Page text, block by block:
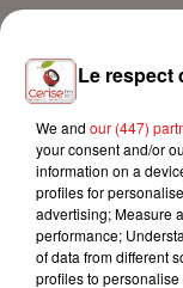
Tarif
Le respect
We and our (447)
your consent and/or
information on a
profiles for
advertising; Measure
performance;
of data from different
profiles to